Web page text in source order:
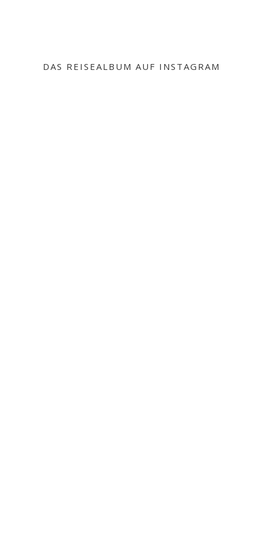
DAS REISEALBUM AUF INSTAGRAM